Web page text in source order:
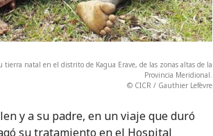
natal en el distrito de Kagua Erave, de las zonas altas de la
Provincia Meridional.
© CICR / Gauthier Lefèvre
y a su padre, en un viaje que duró
su tratamiento en el Hospital